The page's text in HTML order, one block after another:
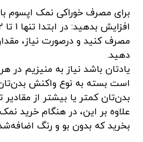
برای مصرف خوراکی نمک اپسوم
مصرف کنید و درصورت نیاز،
دهید.
یادتان باشد نیاز به منیزیم
است بسته به نوع واکنش بدن‌تان
بدن‌تان کمتر یا بیشتر از
علاوه‌ بر این، در هنگام خرید
بخرید که بدون بو و رنگ